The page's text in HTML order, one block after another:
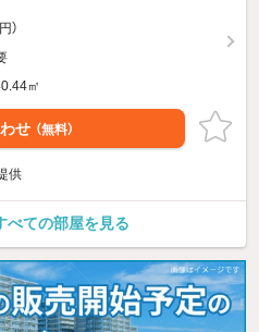
）
㎡
せ （無料）
供
べての部屋を見る